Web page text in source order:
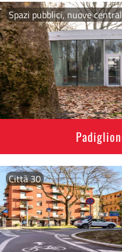
Spazi pubblici, nuove
Città 30